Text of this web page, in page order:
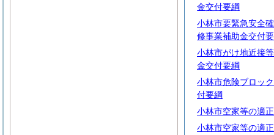
金交付要綱
小林市要緊急安全
修事業補助金交付
小林市がけ地近接
金交付要綱
小林市危険ブロッ
付要綱
小林市空家等の適
小林市空家等の適